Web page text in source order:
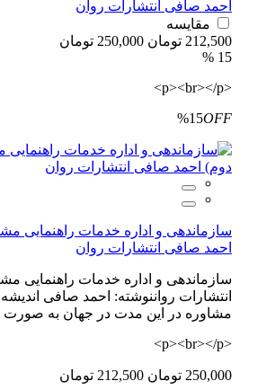
احمد صافی انتشارات روان
مقایسه
212,500 تومان
250,000 تومان
15 %
<p><br></p>
%15OFF
سازماندهی و اداره خدمات راهنمایی
احمد صافی انتشارات روان
انتشارات رواننوشته: احمد صافی اندیشه
مشاوره در این مدت در جهان به صورت
<p><br></p>
250,000 تومان 212,500 تومان